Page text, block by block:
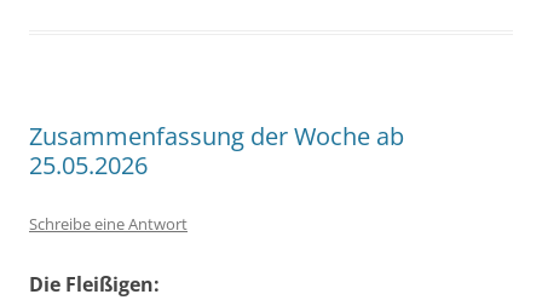
Zusammenfassung der Woche ab
25.05.2026
Schreibe eine Antwort
Die Fleißigen: